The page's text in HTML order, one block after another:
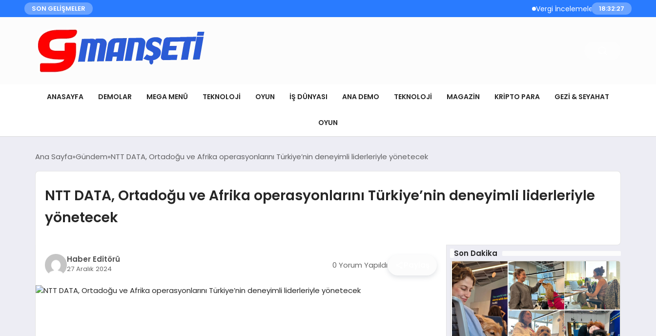
SON GELİŞMELER Vergi İncelemeleri Öncesi Mükelleflere
18:32:28
ANASAYFA DEMOLAR MEGA MENÜ TEKNOLOJI OYUN İŞ DÜNYASI ANA DEMO TEKNOLOJI MAGAZIN KRIPTO PARA GEZI & SEYAHAT
OYUN
Ana Sayfa Gündem NTT DATA, Ortadoğu ve Afrika operasyonlarını Türkiye’nin deneyimli liderleriyle yönetecek
NTT DATA, Ortadoğu ve Afrika operasyonlarını Türkiye’nin deneyimli liderleriyle
yönetecek
Haber Editörü
27 Aralık 2024 0 Yorum Yapıldı
Son Dakika